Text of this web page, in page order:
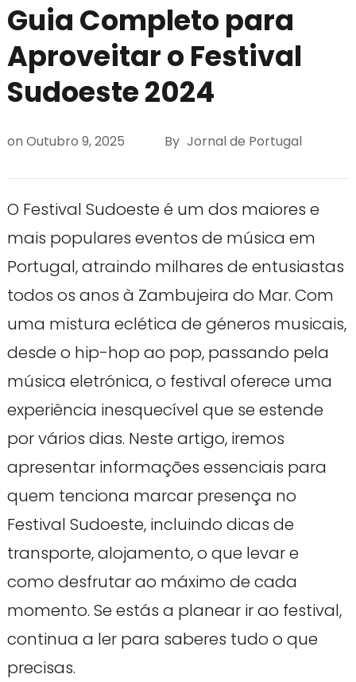
Guia Completo para
Aproveitar o Festival
Sudoeste 2024
on Outubro 9, 2025 By Jornal de Portugal
O Festival Sudoeste é um dos maiores e
mais populares eventos de música em
Portugal, atraindo milhares de entusiastas
todos os anos à Zambujeira do Mar. Com
uma mistura eclética de géneros musicais,
desde o hip-hop ao pop, passando pela
música eletrónica, o festival oferece uma
experiência inesquecível que se estende
por vários dias. Neste artigo, iremos
apresentar informações essenciais para
quem tenciona marcar presença no
Festival Sudoeste, incluindo dicas de
transporte, alojamento, o que levar e
como desfrutar ao máximo de cada
momento. Se estás a planear ir ao festival,
continua a ler para saberes tudo o que
precisas.